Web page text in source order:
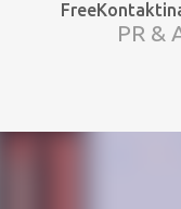
スキップし
PR &